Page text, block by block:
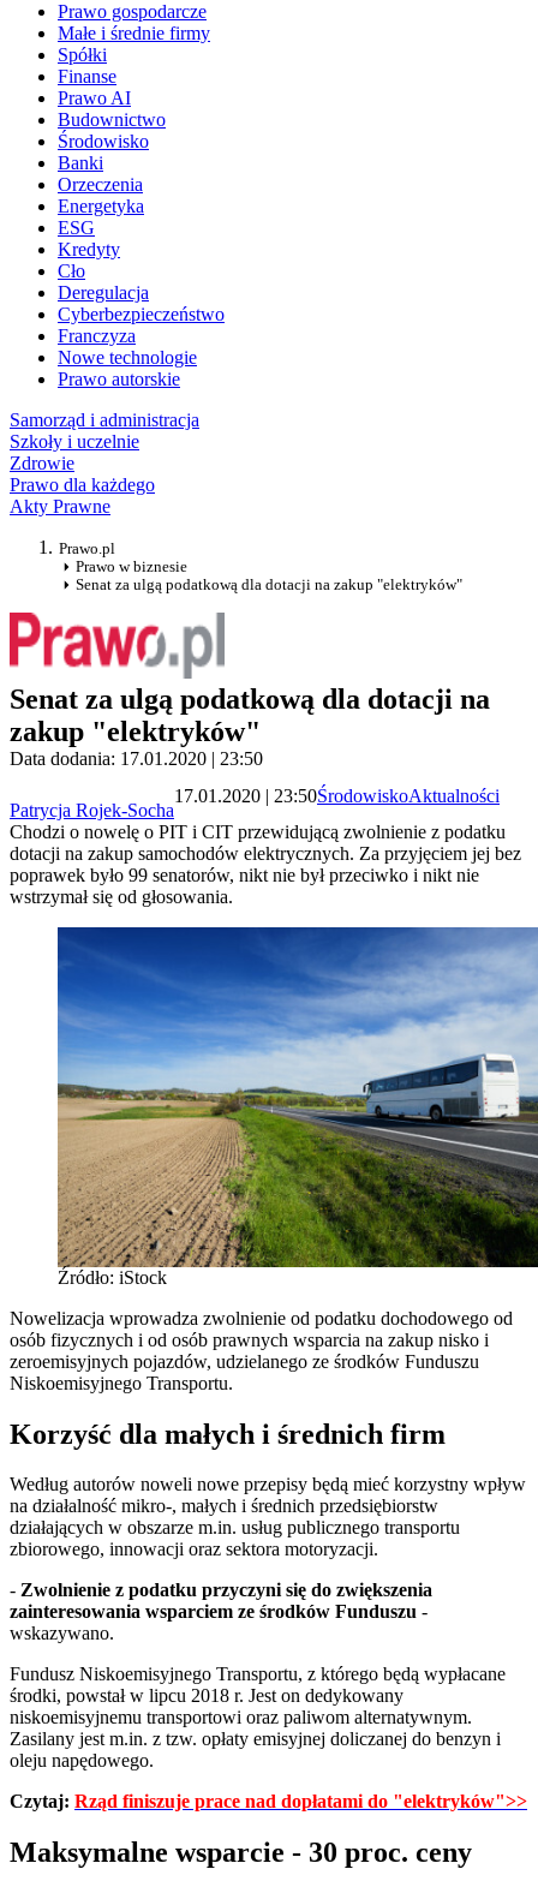
Prawo gospodarcze
Małe i średnie firmy
Spółki
Finanse
Prawo AI
Budownictwo
Środowisko
Banki
Orzeczenia
Energetyka
ESG
Kredyty
Cło
Deregulacja
Cyberbezpieczeństwo
Franczyza
Nowe technologie
Prawo autorskie
Samorząd i administracja
Szkoły i uczelnie
Zdrowie
Prawo dla każdego
Akty Prawne
Prawo.pl
Prawo w biznesie
Senat za ulgą podatkową dla dotacji na zakup "elektryków"
Senat za ulgą podatkową dla dotacji na
zakup "elektryków"
Data dodania: 17.01.2020 | 23:50
Patrycja Rojek-Socha
17.01.2020 | 23:50ŚrodowiskoAktualności
Chodzi o nowelę o PIT i CIT przewidującą zwolnienie z podatku
dotacji na zakup samochodów elektrycznych. Za przyjęciem jej bez
poprawek było 99 senatorów, nikt nie był przeciwko i nikt nie
wstrzymał się od głosowania.
Źródło: iStock
Nowelizacja wprowadza zwolnienie od podatku dochodowego od
osób fizycznych i od osób prawnych wsparcia na zakup nisko i
zeroemisyjnych pojazdów, udzielanego ze środków Funduszu
Niskoemisyjnego Transportu.
Korzyść dla małych i średnich firm
Według autorów noweli nowe przepisy będą mieć korzystny wpływ
na działalność mikro-, małych i średnich przedsiębiorstw
działających w obszarze m.in. usług publicznego transportu
zbiorowego, innowacji oraz sektora motoryzacji.
- Zwolnienie z podatku przyczyni się do zwiększenia
zainteresowania wsparciem ze środków Funduszu -
wskazywano.
Fundusz Niskoemisyjnego Transportu, z którego będą wypłacane
środki, powstał w lipcu 2018 r. Jest on dedykowany
niskoemisyjnemu transportowi oraz paliwom alternatywnym.
Zasilany jest m.in. z tzw. opłaty emisyjnej doliczanej do benzyn i
oleju napędowego.
Czytaj: Rząd finiszuje prace nad dopłatami do "elektryków">>
Maksymalne wsparcie - 30 proc. ceny